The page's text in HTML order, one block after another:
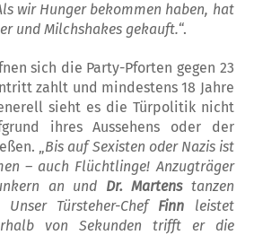
wir Hunger bekommen haben, hat
und Milchshakes gekauft.“.
sich die Party-Pfor­ten gegen 23
zahlt und mindestens 18 Jahre
sieht es die Türpolitik nicht
ihres Aussehens oder der
„Bis auf Sexisten oder Nazis ist
– auch Flüchtlinge! Anzugträger
an und Dr. Martenstanzen
Türsteher-Chef Finn leistet
von Sekunden trifft er die